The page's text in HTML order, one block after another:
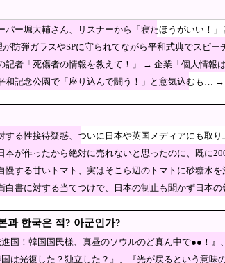
人が続出
ん、リスナーから「寝たほうがいい！」と
ｗｗ
できず「パン飽き飽き」―断水なお３万戸超
？」株式の超ベテラン投資家たちが純買い越し1位に
がこれかよ」
衛白書に反発…日本の新型軍国主義と批判！
ブチギレ”投稿を謝罪「配慮に欠けた行動でした」 夫婦
五輪銅メダル剥奪の危機！海外メ
家公務員月給3%増の「1万5056円
空いているコインロッカーが散見
やSPに守られてながら平和式典でスピーチし
防衛協定締結
パー堀大輔さん、リスナーから「寝たほうがいい！
ｗｗｗｗｗｗ
が防弾ガラスやSPに守られてながら平和式典でスピ
………
記者「死傷者の情報を教えて！」 → 企業「個人情
よ？」
平和記念公園で「座り込んで闘う！」と意気込むも
する性接待疑惑、ついに日本や英国メディアにも取
本が作ったから絶対に売れないと思ったのに、既に
慢する甘いトマト、実はそこら辺のトマトに砂糖水
白書に対する当てつけで、日本の制止も聞かず日本
과 한국은 적? 아군인가?
国！韓国国民様、真昼のソウルのど真ん中で●●！』
は光復した？独立した？』、『光が戻るという意味